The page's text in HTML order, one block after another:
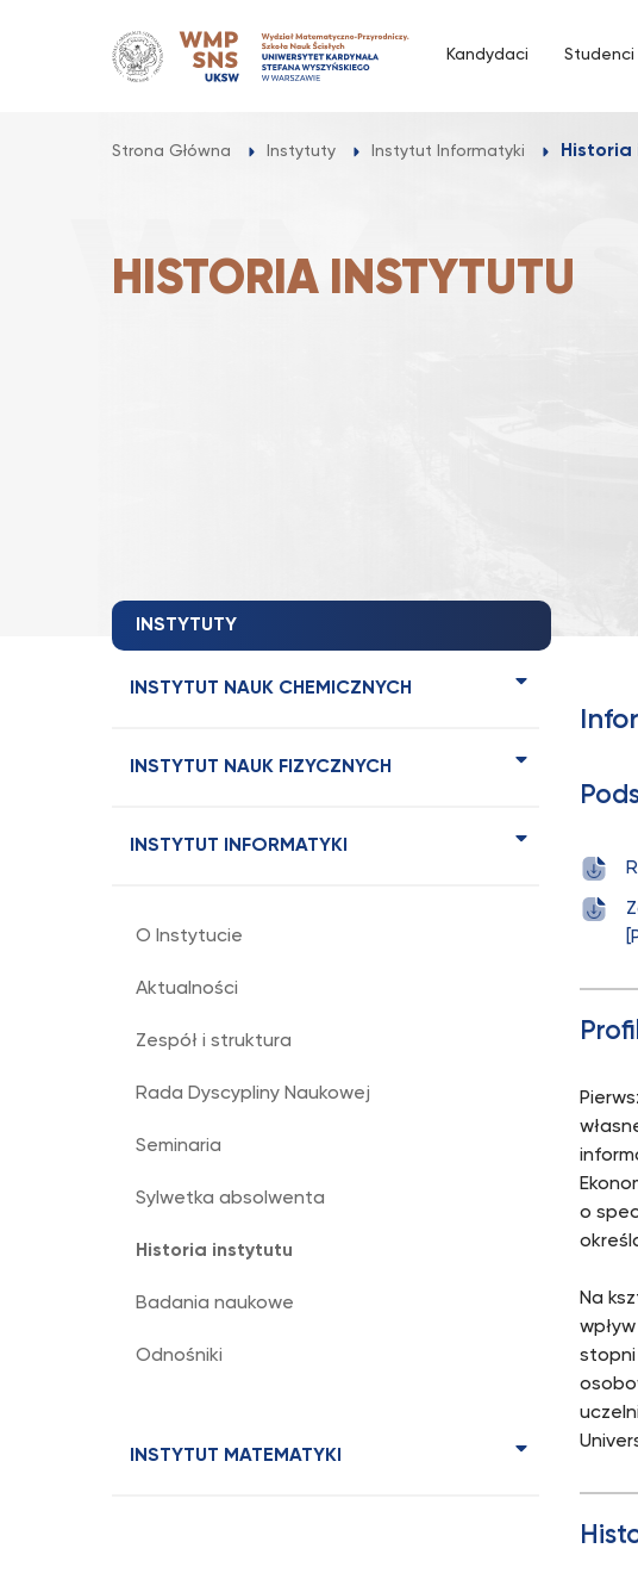
Kandydaci Studenci
Strona Główna Instytuty Instytut Informatyki
HISTORIA INSTYTUTU
INSTYTUTY
INSTYTUT NAUK CHEMICZNYCH
INSTYTUT NAUK FIZYCZNYCH
INSTYTUT INFORMATYKI
O Instytucie
Aktualności
Zespół i struktura
Rada Dyscypliny Naukowej
Seminaria
Sylwetka absolwenta
Historia instytutu
Badania naukowe
Odnośniki
INSTYTUT MATEMATYKI
o
Na
stopni